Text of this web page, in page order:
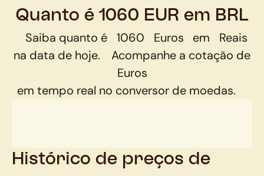
Quanto é 1060 EUR em BRL
Saiba quanto é 1060 Euros em
Reais
na data de hoje.
Acompanhe a cotação de
Euros
em tempo real no conversor de moedas.
Histórico de preços de